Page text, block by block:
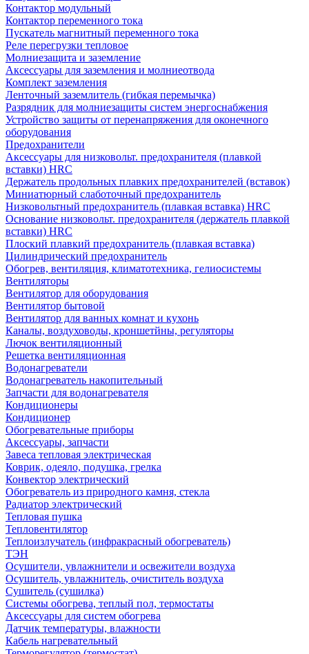
Контактор модульный
Контактор переменного тока
Пускатель магнитный переменного тока
Реле перегрузки тепловое
Молниезащита и заземление
Аксессуары для заземления и молниеотвода
Комплект заземления
Ленточный заземлитель (гибкая перемычка)
Разрядник для молниезащиты систем энергоснабжения
Устройство защиты от перенапряжения для оконечного
оборудования
Предохранители
Аксессуары для низковольт. предохранителя (плавкой
вставки) HRC
Держатель продольных плавких предохранителей (вставок)
Миниатюрный слаботочный предохранитель
Низковольтный предохранитель (плавкая вставка) HRC
Основание низковольт. предохранителя (держатель плавкой
вставки) HRC
Плоский плавкий предохранитель (плавкая вставка)
Цилиндрический предохранитель
Обогрев, вентиляция, климатотехника, гелиосистемы
Вентиляторы
Вентилятор для оборудования
Вентилятор бытовой
Вентилятор для ванных комнат и кухонь
Каналы, воздуховоды, кроншетйны, регуляторы
Лючок вентиляционный
Решетка вентиляционная
Водонагреватели
Водонагреватель накопительный
Запчасти для водонагревателя
Кондиционеры
Кондиционер
Обогревательные приборы
Аксессуары, запчасти
Завеса тепловая электрическая
Коврик, одеяло, подушка, грелка
Конвектор электрический
Обогреватель из природного камня, стекла
Радиатор электрический
Тепловая пушка
Тепловентилятор
Теплоизлучатель (инфракрасный обогреватель)
ТЭН
Осушители, увлажнители и освежители воздуха
Осушитель, увлажнитель, очиститель воздуха
Сушитель (сушилка)
Системы обогрева, теплый пол, термостаты
Аксессуары для систем обогрева
Датчик температуры, влажности
Кабель нагревательный